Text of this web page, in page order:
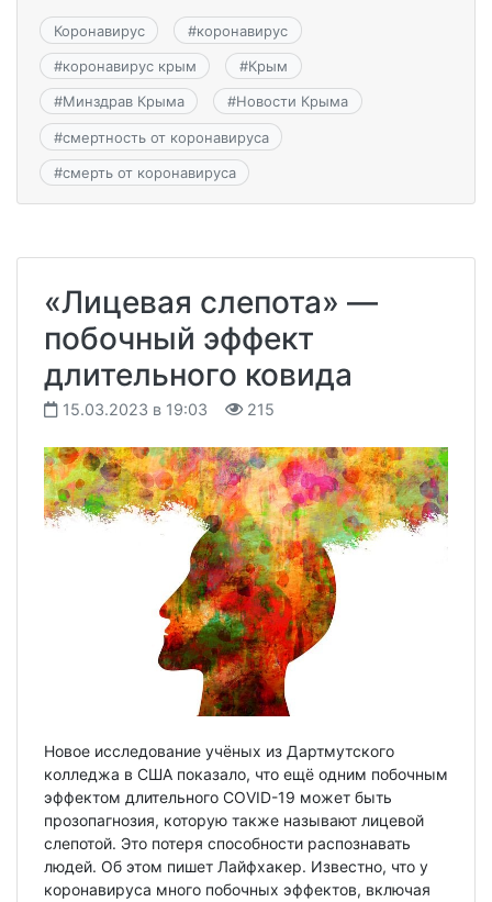
Коронавирус #коронавирус
#коронавирус крым #Крым
#Минздрав Крыма #Новости Крыма
#смертность от коронавируса
#смерть от коронавируса
«Лицевая слепота» —
побочный эффект
длительного ковида
15.03.2023 в 19:03 215
Новое исследование учёных из Дартмутского
колледжа в США показало, что ещё одним побочным
эффектом длительного COVID-19 может быть
прозопагнозия, которую также называют лицевой
слепотой. Это потеря способности распознавать
людей. Об этом пишет Лайфхакер. Известно, что у
коронавируса много побочных эффектов, включая